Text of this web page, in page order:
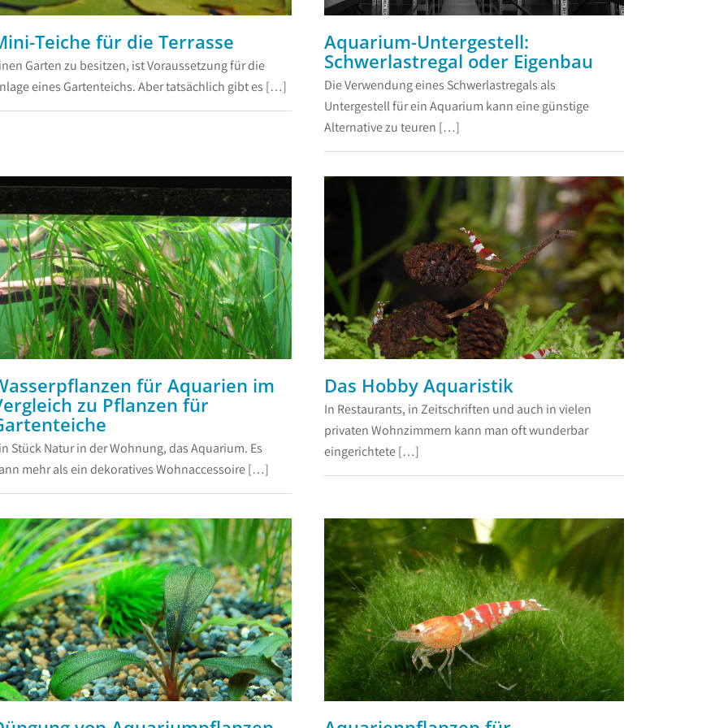
Teiche für die Terrasse
Garten zu besitzen, ist Voraussetzung für die
eines Gartenteichs. Aber tatsächlich gibt es […]
...
Aquarium-Untergestell:
Schwerlastregal oder Eigenbau
Die Verwendung eines Schwerlastregals als
Untergestell für ein Aquarium kann eine günstige
Alternative zu teuren […]
für Aquarien im
zu Pflanzen für
Stück Natur in der Wohnung, das Aquarium. Es
mehr als ein dekoratives Wohnaccessoire […]
...
Das Hobby Aquaristik
In Restaurants, in Zeitschriften und auch in vielen
privaten Wohnzimmern kann man oft wunderbar
eingerichtete […]